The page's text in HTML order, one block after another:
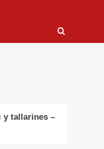
y tallarines –